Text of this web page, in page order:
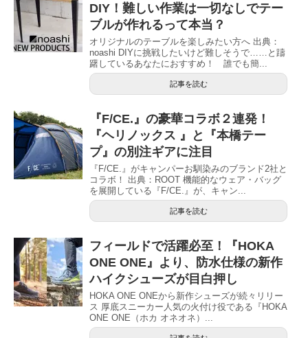
DIY！難しい作業は一切なしでテー
ブルが作れるって本当？
オリジナルのテーブルを楽しみたい方へ 出典：
noashi DIYに挑戦したいけど難しそうで……と躊
躇しているあなたにおすすめ！ 誰でも簡...
記事を読む
『F/CE.』の豪華コラボ２連発！
『ヘリノックス 』と『本橋テー
プ』の別注ギアに注目
『F/CE.』がキャンパーお馴染みのブランド2社と
コラボ！ 出典：ROOT 機能的なウェア・バッグ
を展開している『F/CE.』が、キャン...
記事を読む
フィールドで活躍必至！『HOKA
ONE ONE』より、防水仕様の新作
ハイクシューズが目白押し
HOKA ONE ONEから新作シューズが続々リリー
ス 厚底スニーカー人気の火付け役である『HOKA
ONE ONE（ホカ オネオネ）...